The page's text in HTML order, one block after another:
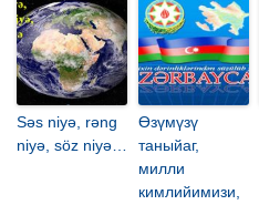
Səs niyə, rəng
niyə, söz niyə…
Өзүмүзү
таныйаг,
милли
кимлийимизи,